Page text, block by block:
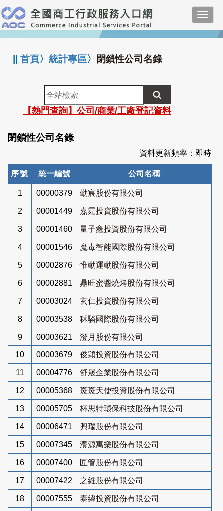
跳
到
主
要
:::
||首頁〉統計專區〉 閉鎖性公司名錄
全
站
檢
索
【熱門查詢】公司/商業/工廠登記資料
閉鎖性公司名錄
資料更新頻率：即時
序號 統一編號 公司名稱
1 00000379 勤宸股份有限公司
2 00001449 嘉霆投資股份有限公司
3 00001460 量子鑫投資股份有限公司
4 00001546 魔毒智能國際股份有限公司
5 00002876 惟動運動股份有限公司
6 00002881 鼎旺蜜醬燒烤股份有限公司
7 00003024 玄仁投資股份有限公司
8 00003538 秝驎國際股份有限公司
9 00003621 澄月股份有限公司
10 00003679 俊穎投資股份有限公司
11 00004776 舒晟企業股份有限公司
12 00005368 斑斑天使投資股份有限公司
13 00005705 杯思特環保科技股份有限公司
14 00006471 興瑞股份有限公司
15 00007345 灃源寓樂股份有限公司
16 00007400 匠管股份有限公司
17 00007422 之維股份有限公司
18 00007555 泰緯投資股份有限公司